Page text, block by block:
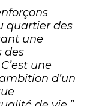
quartier des
une
des
une
d’un